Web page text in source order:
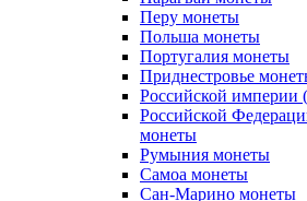
Перу монеты
Польша монеты
Португалия монеты
Приднестровье
Российской империи
Российской
монеты
Румыния монеты
Самоа монеты
Сан-Марино монеты